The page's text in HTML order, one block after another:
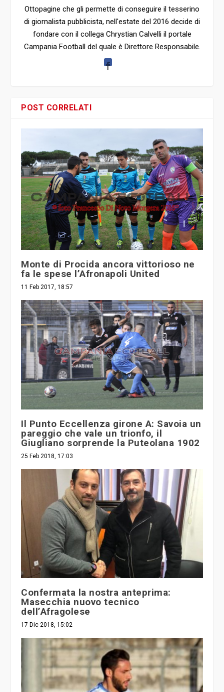
Ottopagine che gli permette di conseguire il tesserino
di giornalista pubblicista, nell'estate del 2016 decide di
fondare con il collega Chrystian Calvelli il portale
Campania Football del quale è Direttore Responsabile.
POST CORRELATI
Monte di Procida ancora vittorioso ne
fa le spese l’Afronapoli United
11 Feb 2017, 18:57
Il Punto Eccellenza girone A: Savoia un
pareggio che vale un trionfo, il
Giugliano sorprende la Puteolana 1902
25 Feb 2018, 17:03
Confermata la nostra anteprima:
Masecchia nuovo tecnico
dell’Afragolese
17 Dic 2018, 15:02